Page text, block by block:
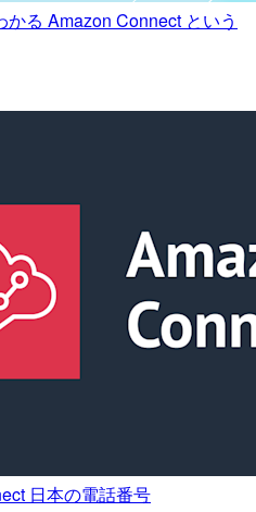
かる Amazon Connect という
日本の電話番号